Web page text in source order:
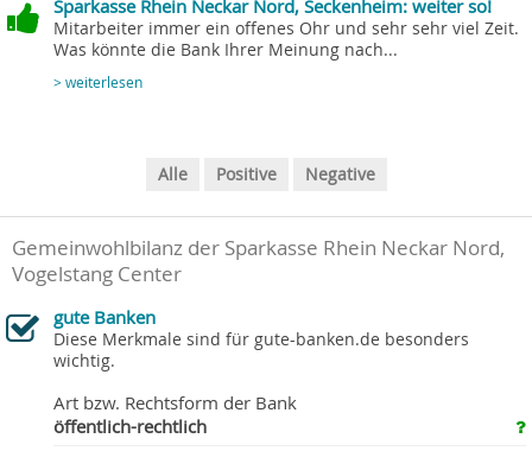
Sparkasse Rhein Neckar Nord, Seckenheim: weiter so!
Mitarbeiter immer ein offenes Ohr und sehr sehr viel Zeit.
Was könnte die Bank Ihrer Meinung nach...
> weiterlesen
Alle Positive Negative
Gemeinwohlbilanz der Sparkasse Rhein Neckar Nord,
Vogelstang Center
gute Banken
Diese Merkmale sind für gute-banken.de besonders
wichtig.
Art bzw. Rechtsform der Bank
öffentlich-rechtlich